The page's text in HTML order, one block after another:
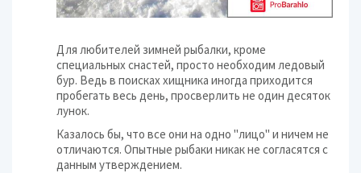
Для любителей зимней рыбалки, кроме
специальных снастей, просто необходим ледовый
бур. Ведь в поисках хищника иногда приходится
пробегать весь день, просверлить не один десяток
лунок.
Казалось бы, что все они на одно "лицо" и ничем не
отличаются. Опытные рыбаки никак не согласятся с
данным утверждением.